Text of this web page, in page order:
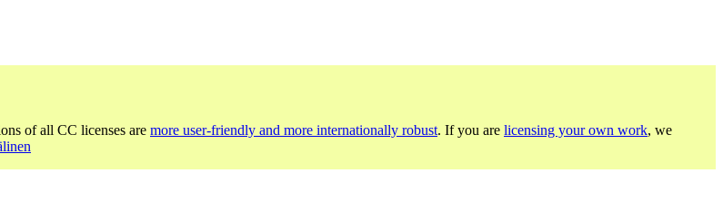
of all CC licenses are more user-friendly and more internationally robust. If you are licensing your own work, we